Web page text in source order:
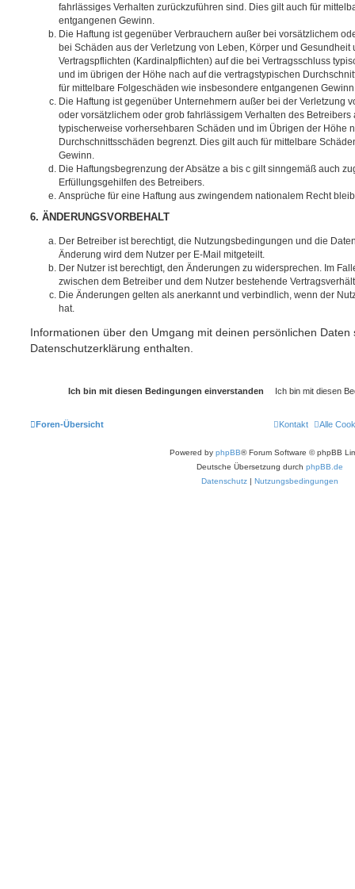
fahrlässiges Verhalten zurückzuführen sind. Dies gilt auch für
entgangenen Gewinn.
Die Haftung ist gegenüber Verbrauchern außer bei vorsätzlichem
bei Schäden aus der Verletzung von Leben, Körper und
Vertragspflichten (Kardinalpflichten) auf die bei Vertragsschluss
und im übrigen der Höhe nach auf die vertragstypischen
für mittelbare Folgeschäden wie insbesondere entgangenen
Die Haftung ist gegenüber Unternehmern außer bei der Verletzung
oder vorsätzlichem oder grob fahrlässigem Verhalten des Betreibers
typischerweise vorhersehbaren Schäden und im Übrigen der Höhe
Durchschnittsschäden begrenzt. Dies gilt auch für mittelbare
Gewinn.
Die Haftungsbegrenzung der Absätze a bis c gilt sinngemäß auch
Erfüllungsgehilfen des Betreibers.
Ansprüche für eine Haftung aus zwingendem nationalem Recht
6. ÄNDERUNGSVORBEHALT
Der Betreiber ist berechtigt, die Nutzungsbedingungen und die
Änderung wird dem Nutzer per E-Mail mitgeteilt.
Der Nutzer ist berechtigt, den Änderungen zu widersprechen. Im
zwischen dem Betreiber und dem Nutzer bestehende
Die Änderungen gelten als anerkannt und verbindlich, wenn der
hat.
Informationen über den Umgang mit deinen persönlichen Daten
Datenschutzerklärung enthalten.
Foren-Übersicht Alle
Kontakt
Powered by phpBB® Forum Software © phpBB
Deutsche Übersetzung durch phpBB.de
Datenschutz | Nutzungsbedingungen